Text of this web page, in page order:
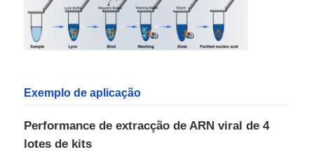
Microesferas Magnéticas NGS
Purificação magnética da proteína dos grânulos
Exemplo de aplicação
Performance de extracção de ARN viral de 4
lotes de kits